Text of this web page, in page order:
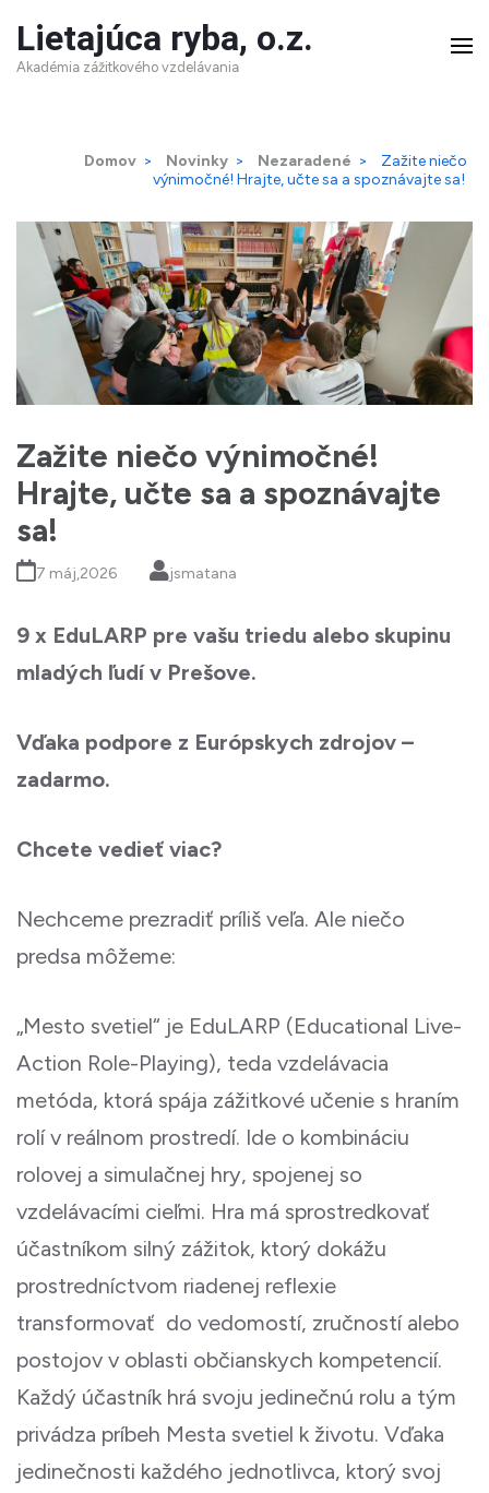
Skip
toLietajúca ryba, o.z.
Akadémia zážitkového vzdelávania
Domov > Novinky > Nezaradené >
Zažite niečo
výnimočné! Hrajte, učte sa a spoznávajte sa!
Zažite niečo výnimočné!
Hrajte, učte sa a spoznávajte
sa!
7 máj,2026 jsmatana
9 x EduLARP pre vašu triedu alebo skupinu
mladých ľudí v Prešove.
Vďaka podpore z Európskych zdrojov –
zadarmo.
Chcete vedieť viac?
Nechceme prezradiť príliš veľa. Ale niečo
predsa môžeme:
„Mesto svetiel“ je EduLARP (Educational Live-
Action Role-Playing), teda vzdelávacia
metóda, ktorá spája zážitkové učenie s hraním
rolí v reálnom prostredí. Ide o kombináciu
rolovej a simulačnej hry, spojenej so
vzdelávacími cieľmi. Hra má sprostredkovať
účastníkom silný zážitok, ktorý dokážu
prostredníctvom riadenej reflexie
transformovať do vedomostí, zručností alebo
postojov v oblasti občianskych kompetencií.
Každý účastník hrá svoju jedinečnú rolu a tým
privádza príbeh Mesta svetiel k životu. Vďaka
jedinečnosti každého jednotlivca, ktorý svoj